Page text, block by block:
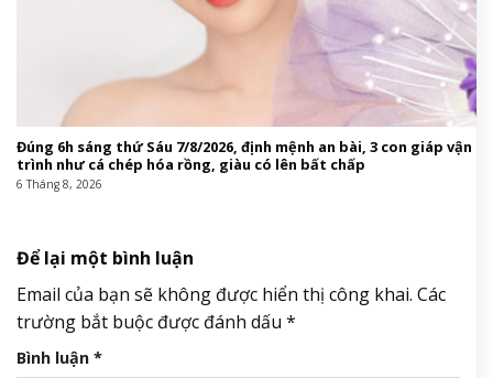
Đúng 6h sáng thứ Sáu 7/8/2026, định mệnh an bài, 3 con giáp vận
trình như cá chép hóa rồng, giàu có lên bất chấp
6 Tháng 8, 2026
Để lại một bình luận
Email của bạn sẽ không được hiển thị công khai. Các
trường bắt buộc được đánh dấu *
Bình luận *